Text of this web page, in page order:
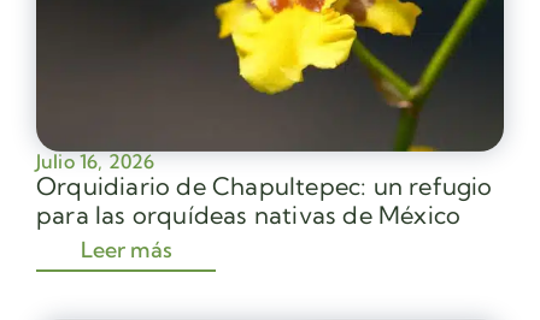
Julio 16, 2026
Orquidiario de Chapultepec: un refugio
para las orquídeas nativas de México
Leer más